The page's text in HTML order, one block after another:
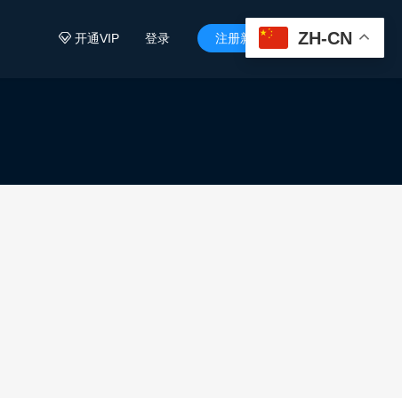
开通VIP 登录 注册新用户 
ZH-CN